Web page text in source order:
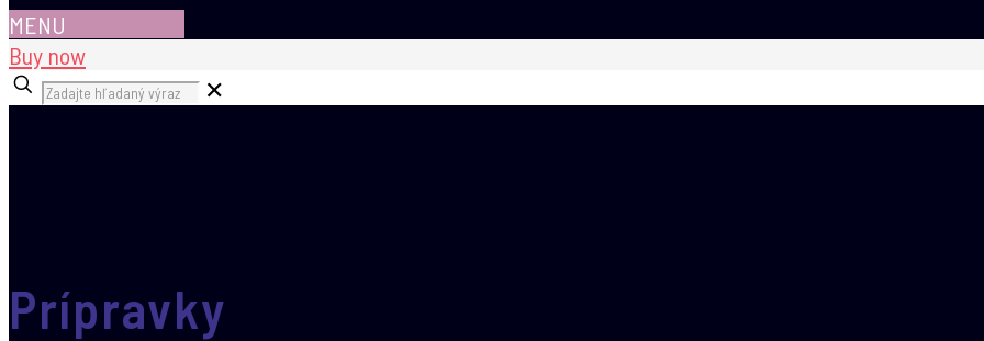
MENU
Buy now
✕
Prípravky